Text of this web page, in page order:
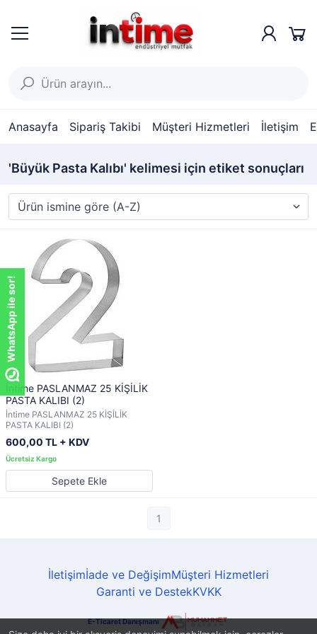
Anasayfa Sipariş Takibi Müşteri Hizmetleri İletişim
'Büyük Pasta Kalıbı' kelimesi için etiket sonuçları
İntime PASLANMAZ 25 KİŞİLİK
PASTA KALIBI (2)
İntime PASLANMAZ 25 KİŞİLİK
PASTA KALIBI (2)
600,00 TL + KDV
Sepete Ekle
1
İletişimİade ve DeğişimMüşteri Hizmetleri
Garanti ve DestekKVKK
E-Ticaret Danışmanı
WhatsApp ile sor!